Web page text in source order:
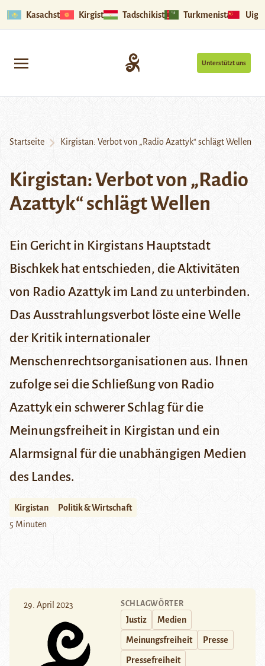
Kasachstan Kirgistan Tadschikistan Turkmenistan
Unterstützt uns
Startseite Kirgistan: Verbot von „Radio Azattyk“ schlägt Wellen
Kirgistan: Verbot von „Radio
Azattyk“ schlägt Wellen
Ein Gericht in Kirgistans Hauptstadt
Bischkek hat entschieden, die Aktivitäten
von Radio Azattyk im Land zu unterbinden.
Das Ausstrahlungsverbot löste eine Welle
der Kritik internationaler
Menschenrechtsorganisationen aus. Ihnen
zufolge sei die Schließung von Radio
Azattyk ein schwerer Schlag für die
Meinungsfreiheit in Kirgistan und ein
Alarmsignal für die unabhängigen Medien
des Landes.
Kirgistan
Politik & Wirtschaft
5 Minuten
29. April 2023 SCHLAGWÖRTER
Justiz Medien
Meinungsfreiheit Presse
Pressefreiheit